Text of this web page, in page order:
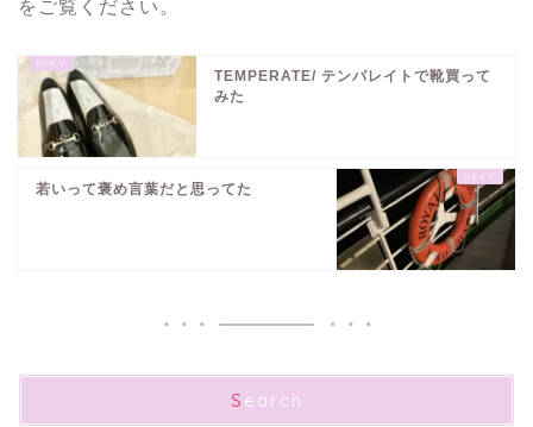
をご覧ください。
TEMPERATE/ テンパレイトで靴買って
みた
若いって褒め言葉だと思ってた
Search